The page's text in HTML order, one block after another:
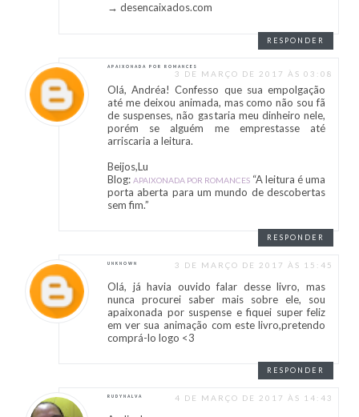
→ desencaixados.com
RESPONDER
APAIXONADA POR ROMANCES
3 DE MARÇO DE 2017 ÀS 03:08
Olá, Andréa! Confesso que sua empolgação
até me deixou animada, mas como não sou fã
de suspenses, não gastaria meu dinheiro nele,
porém se alguém me emprestasse até
arriscaria a leitura.
Beijos,Lu
Blog: APAIXONADA POR ROMANCES “A leitura é uma
porta aberta para um mundo de descobertas
sem fim.”
RESPONDER
UNKNOWN 3 DE MARÇO DE 2017 ÀS 15:45
Olá, já havia ouvido falar desse livro, mas
nunca procurei saber mais sobre ele, sou
apaixonada por suspense e fiquei super feliz
em ver sua animação com este livro,pretendo
comprá-lo logo <3
RESPONDER
RUDYNALVA 4 DE MARÇO DE 2017 ÀS 14:43